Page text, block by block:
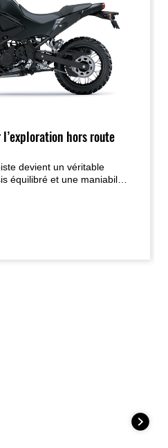
hors route
devient un véritable
équilibré et une maniabilité
la carrosserie fluide
librement.